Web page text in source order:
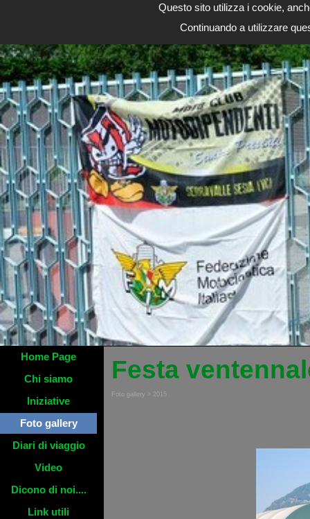
Questo sito utilizza i cookie,
Continuando a utilizzare
Home Page
Chi siamo
Iniziative
Foto gallery
Diari di viaggio
Video
Dicono di noi....
Link utili
Festa
Foto gallery > 2015